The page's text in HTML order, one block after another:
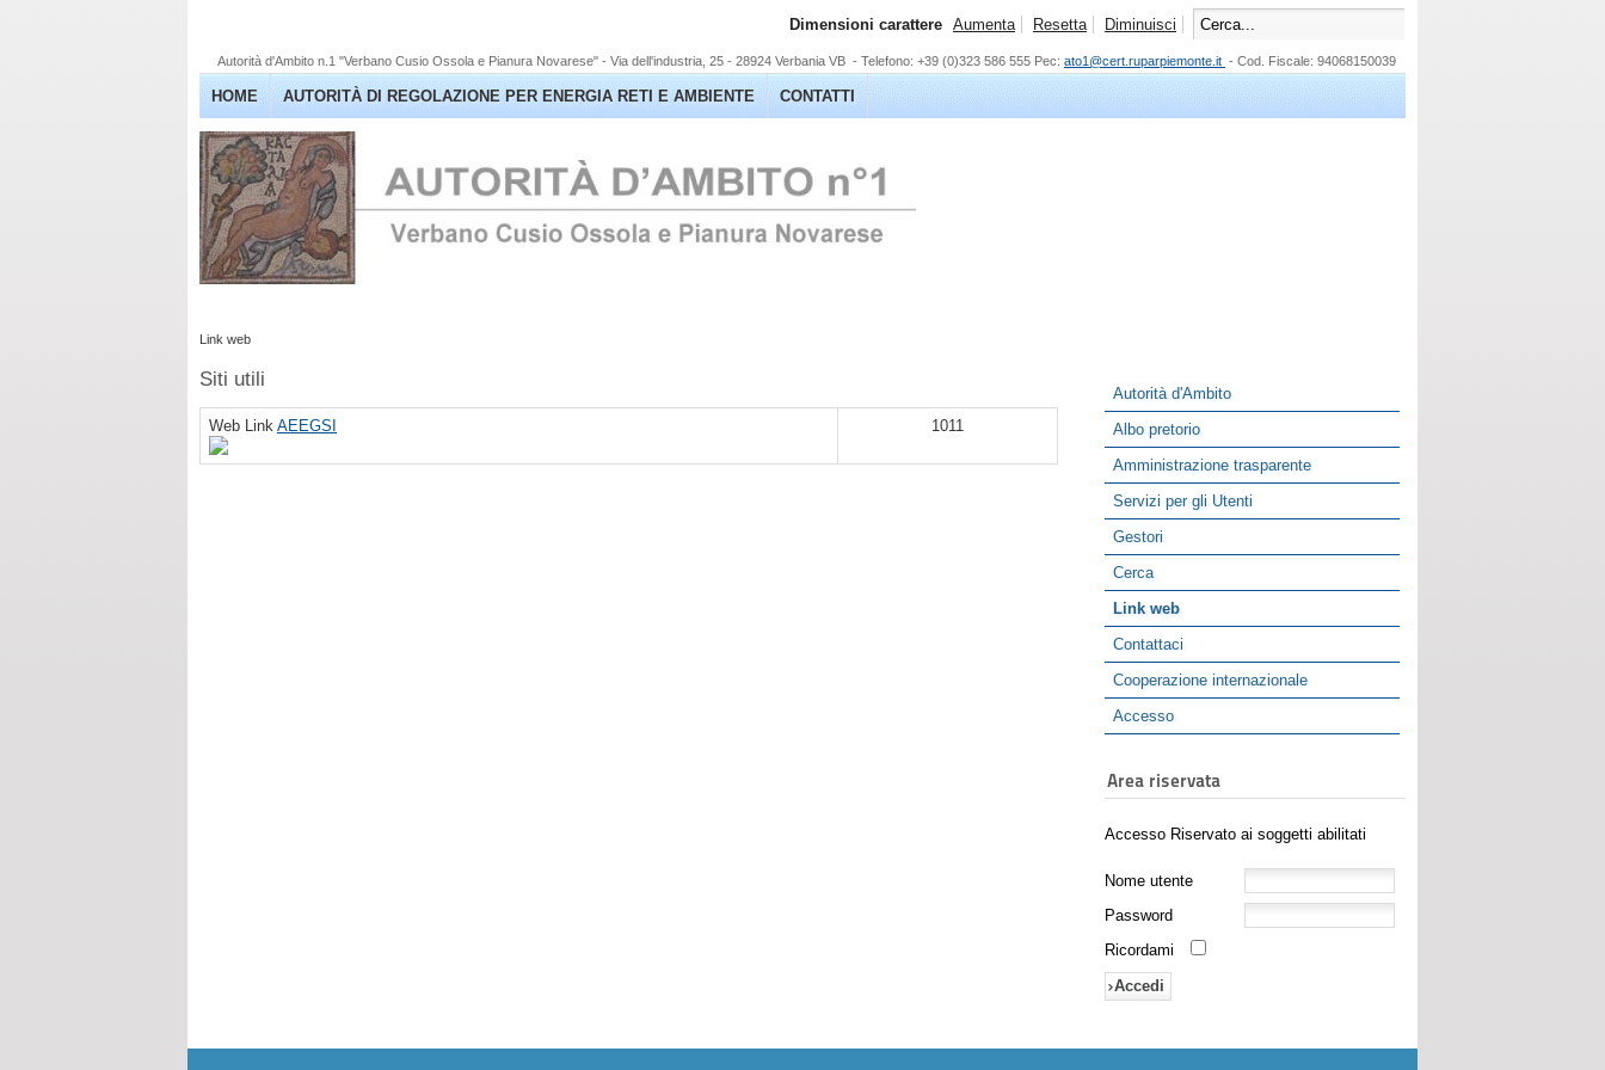
HOME AUTORITÀ DI REGOLAZIONE PER ENERGIA RETI E AMBIENTE CONTATTI
Dimensioni carattere Aumenta Resetta Diminuisci
Autorità d'Ambito n.1 "Verbano Cusio Ossola e Pianura Novarese" - Via dell'industria, 25 - 28924 Verbania VB - Telefono: +39 (0)323 586 555 Pec: ato1@cert.ruparpiemonte.it - Cod. Fiscale: 94068150039
Link web
Siti utili
Web Link AEEGSI 1011
Autorità d'Ambito
Albo pretorio
Amministrazione trasparente
Servizi per gli Utenti
Gestori
Cerca
Link web
Contattaci
Cooperazione internazionale
Accesso
Area riservata
Accesso Riservato ai soggetti abilitati
Nome utente
Password
Ricordami